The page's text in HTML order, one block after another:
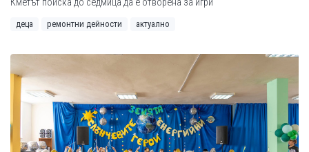
Кметът поиска до седмица да е отворена за игри
деца ремонтни дейности актуално